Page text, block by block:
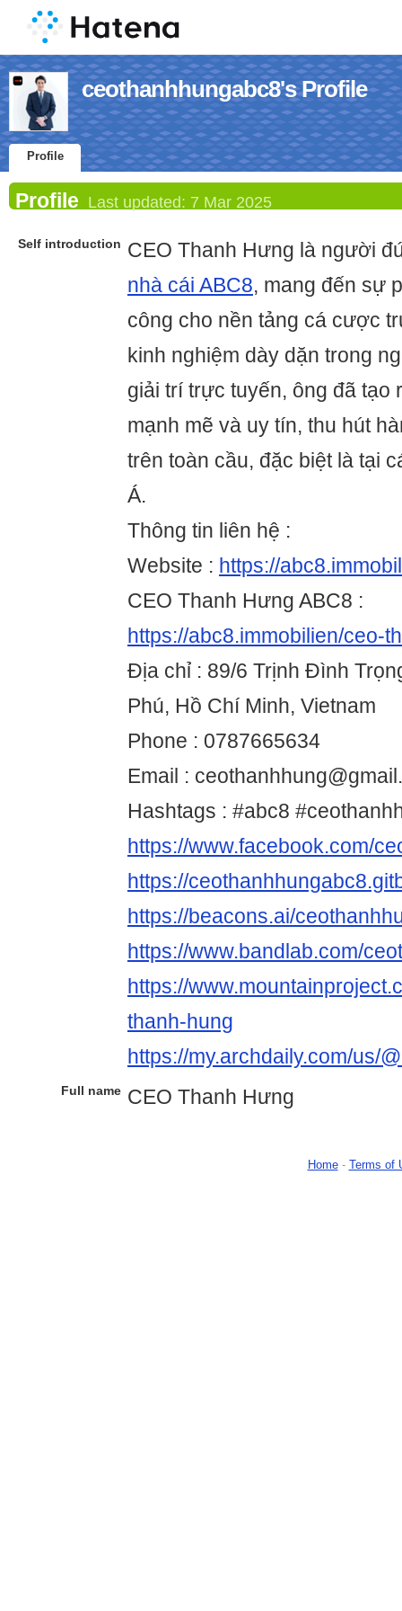
ceothanhhungabc8's Profile
Profile
Profile Last updated: 7 Mar 2025
Self introduction CEO Thanh Hưng là người
nhà cái ABC8, mang đến sự
công cho nền tảng cá cược
kinh nghiệm dày dặn trong
giải trí trực tuyến, ông đã tạo
mạnh mẽ và uy tín, thu hút
trên toàn cầu, đặc biệt là tại
Á.
Thông tin liên hệ :
Website : https://
CEO Thanh Hưng ABC8 :
https://abc8.immobilien/ceo-
Địa chỉ : 89/6 Trịnh Đình
Phú, Hồ Chí Minh, Vietnam
Phone : 0787665634
Email :
Hashtags : #abc8
https://www.facebook.com/
https://
https://beacons.ai/
https://www.bandlab.com/
https://
thanh-hung
https://my.archdaily.com/us/
Full name CEO Thanh Hưng
Home- Terms of